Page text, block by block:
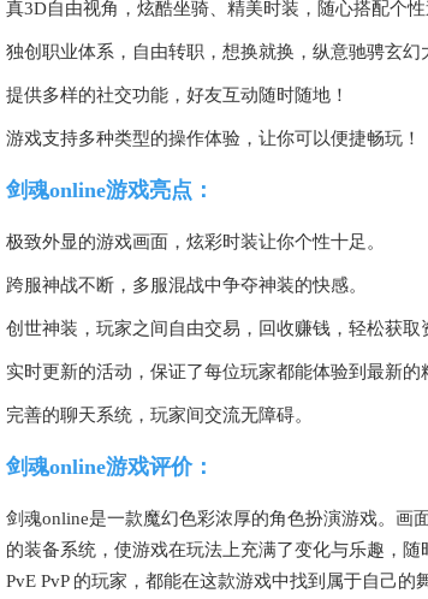
真3D自由视角，炫酷坐骑、精美时装，随心搭配个性
独创职业体系，自由转职，想换就换，纵意驰骋玄幻
提供多样的社交功能，好友互动随时随地！
游戏支持多种类型的操作体验，让你可以便捷畅玩！
剑魂online游戏亮点：
极致外显的游戏画面，炫彩时装让你个性十足。
跨服神战不断，多服混战中争夺神装的快感。
创世神装，玩家之间自由交易，回收赚钱，轻松获取
实时更新的活动，保证了每位玩家都能体验到最新的
完善的聊天系统，玩家间交流无障碍。
剑魂online游戏评价：
剑魂online是一款魔幻色彩浓厚的角色扮演游戏。画
的装备系统，使游戏在玩法上充满了变化与乐趣，
PvE PvP 的玩家，都能在这款游戏中找到属于自己的